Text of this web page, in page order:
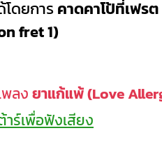
โดยการ คาดคาโป้ที่เฟร
fret 1)
ลงยาแก้แพ้ (Love
ร์เพื่อฟังเสียง